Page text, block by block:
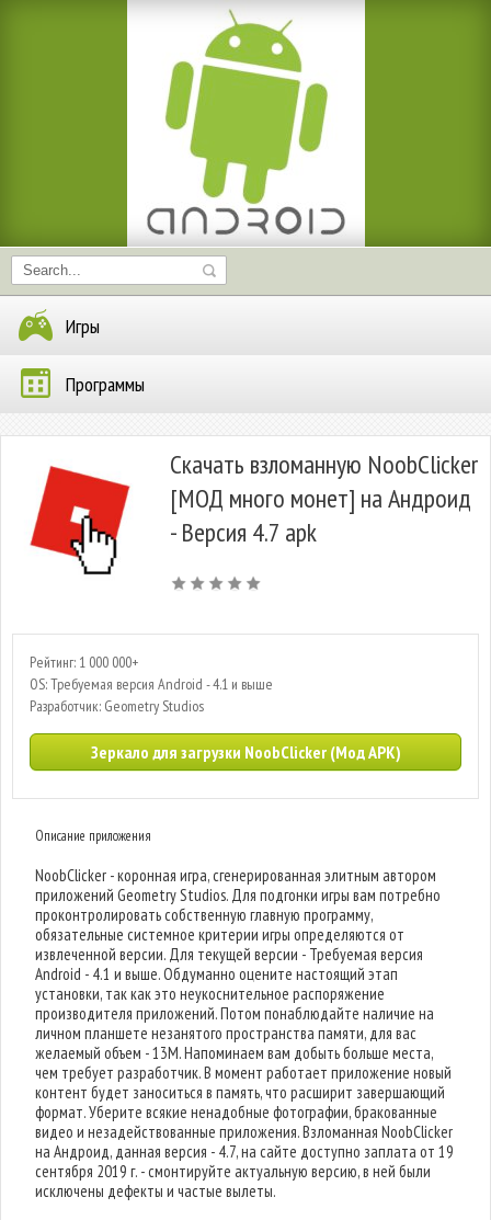
Игры
Программы
Скачать взломанную NoobClicker
[МОД много монет] на Андроид
- Версия 4.7 apk
Рейтинг: 1 000 000+
OS: Требуемая версия Android - 4.1 и выше
Разработчик: Geometry Studios
Зеркало для загрузки NoobClicker (Мод APK)
Описание приложения
NoobClicker - коронная игра, сгенерированная элитным автором
приложений Geometry Studios. Для подгонки игры вам потребно
проконтролировать собственную главную программу,
обязательные системное критерии игры определяются от
извлеченной версии. Для текущей версии - Требуемая версия
Android - 4.1 и выше. Обдуманно оцените настоящий этап
установки, так как это неукоснительное распоряжение
производителя приложений. Потом понаблюдайте наличие на
личном планшете незанятого пространства памяти, для вас
желаемый объем - 13M. Напоминаем вам добыть больше места,
чем требует разработчик. В момент работает приложение новый
контент будет заноситься в память, что расширит завершающий
формат. Уберите всякие ненадобные фотографии, бракованные
видео и незадействованные приложения. Взломанная NoobClicker
на Андроид, данная версия - 4.7, на сайте доступно заплата от 19
сентября 2019 г. - смонтируйте актуальную версию, в ней были
исключены дефекты и частые вылеты.